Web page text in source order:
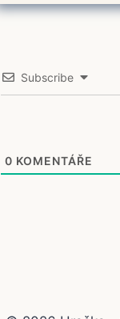
Subscribe
0 KOMENTÁŘE